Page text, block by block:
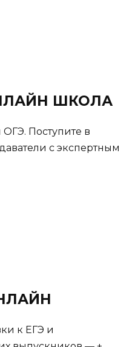
ШКОЛА
Поступите в
с экспертным
к ЕГЭ и